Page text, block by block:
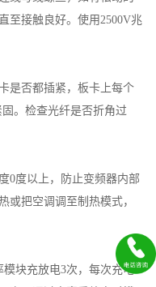
至接触良好。使用2500V兆
否都插紧，板卡上每个
。检查光纤是否折角过
0度以上，防止变频器内部
或把空调调至制热模式，
块充放电3次，每次充电